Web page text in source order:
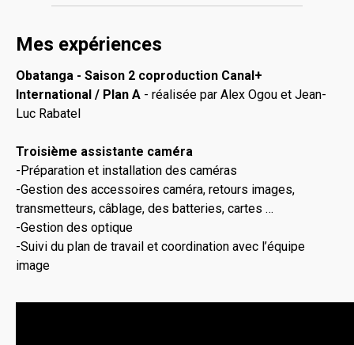
Mes expériences
Obatanga - Saison 2 coproduction Canal+
International / Plan A - réalisée par Alex Ogou et Jean-
Luc Rabatel
Troisième assistante caméra
-Préparation et installation des caméras
-Gestion des accessoires caméra, retours images,
transmetteurs, câblage, des batteries, cartes …
-Gestion des optique
-Suivi du plan de travail et coordination avec l’équipe
image